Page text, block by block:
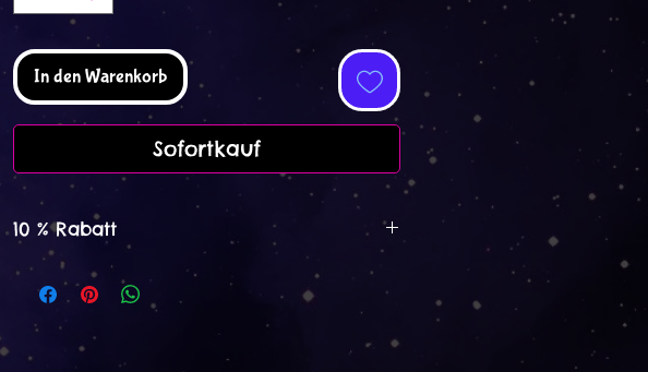
In den Warenkorb
Sofortkauf
10 % Rabatt
Spare mit 10 % Rabatt auf alle Postkarten,
Notizblöcke und viele andere Produkte.